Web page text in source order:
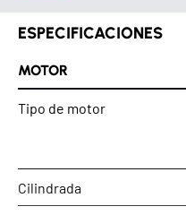
ESPECIFICACIONES
MOTOR
Tipo de motor
Cilindrada